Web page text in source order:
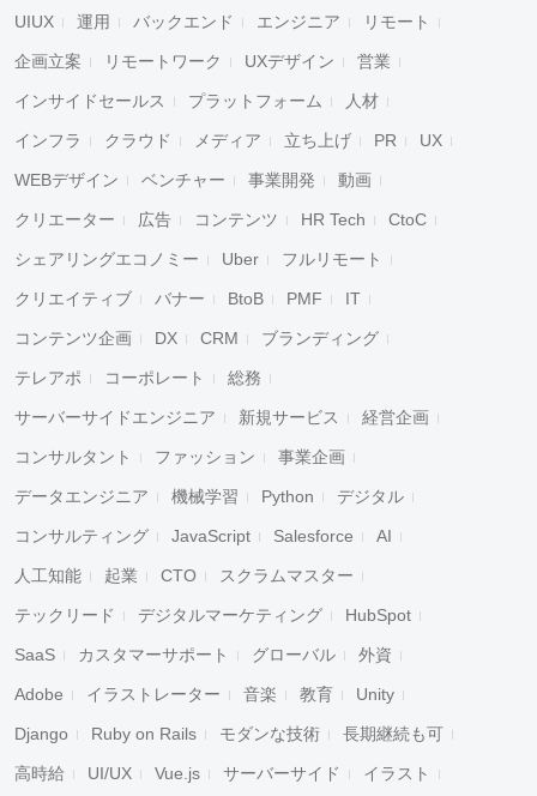
UIUX 運用 バックエンド エンジニア リモート
企画立案 リモートワーク UXデザイン 営業
インサイドセールス プラットフォーム 人材
インフラ クラウド メディア 立ち上げ PR UX
WEBデザイン ベンチャー 事業開発 動画
クリエーター 広告 コンテンツ HR Tech CtoC
シェアリングエコノミー Uber フルリモート
クリエイティブ バナー BtoB PMF IT
コンテンツ企画 DX CRM ブランディング
テレアポ コーポレート 総務
サーバーサイドエンジニア 新規サービス 経営企画
コンサルタント ファッション 事業企画
データエンジニア 機械学習 Python デジタル
コンサルティング JavaScript Salesforce AI
人工知能 起業 CTO スクラムマスター
テックリード デジタルマーケティング HubSpot
SaaS カスタマーサポート グローバル 外資
Adobe イラストレーター 音楽 教育 Unity
Django Ruby on Rails モダンな技術 長期継続も可
高時給 UI/UX Vue.js サーバーサイド イラスト